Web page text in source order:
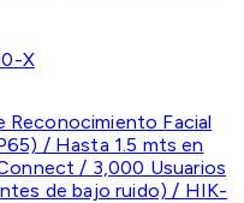
X